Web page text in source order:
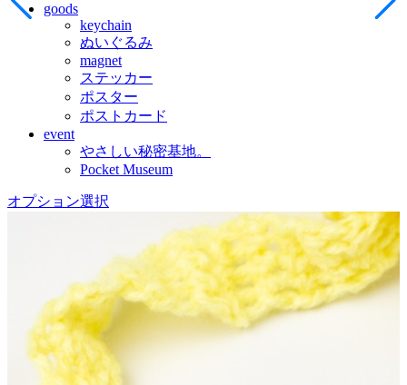
goods
keychain
ぬいぐるみ
magnet
ステッカー
ポスター
ポストカード
event
やさしい秘密基地。
Pocket Museum
オプション選択